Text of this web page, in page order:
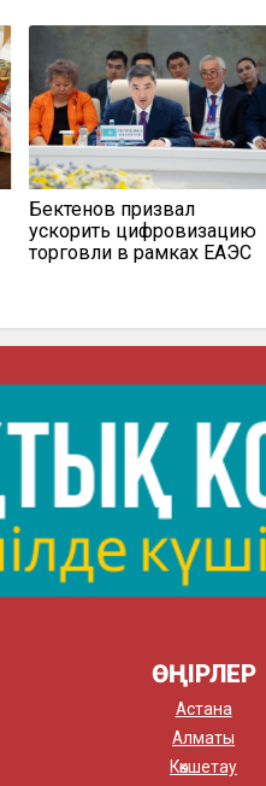
Бектенов призвал
ускорить цифровизацию
торговли в рамках ЕАЭС
ӨҢІРЛЕР
Астана
Алматы
Көкшетау